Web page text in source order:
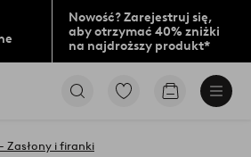
Nowość? Zarejestruj się,
aby otrzymać 40% zniżki
na najdroższy produkt*
PrzejdźPrzejdź
Zasłony i firanki